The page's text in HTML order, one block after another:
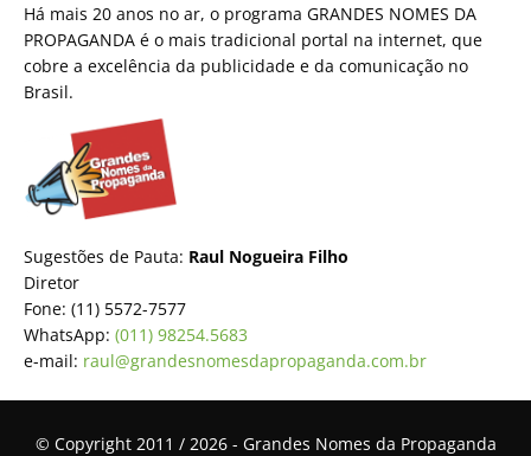
Há mais 20 anos no ar, o programa GRANDES NOMES DA
PROPAGANDA é o mais tradicional portal na internet, que
cobre a excelência da publicidade e da comunicação no
Brasil.
Sugestões de Pauta: Raul Nogueira Filho
Diretor
Fone: (11) 5572-7577
WhatsApp: (011) 98254.5683
e-mail: raul@grandesnomesdapropaganda.com.br
© Copyright 2011 / 2026 - Grandes Nomes da Propaganda